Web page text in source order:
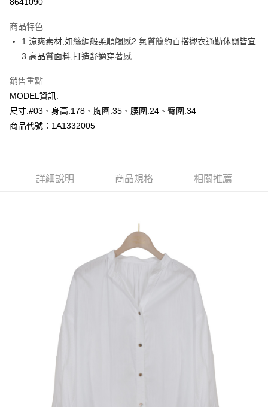
Apple Pay
悠遊付
Google Pay
AFTEE先享後付
相關說明
２．便利：只要手機號碼，簡訊認證，即可結帳。
結帳頁面，進行簡訊認證並確認金額後，即可完成結帳。
２．訂單成立數日內，您將收到繳費通知簡訊。
３．收到繳費通知簡訊後14天內，點擊此簡訊中的連結，可透過四大超商／
ATM／網路銀行／等多元方式進行付款，方視為交易完成。
※ 請注意：結帳手續完成當下不需立刻繳費，但若您需要取消訂單，請聯絡
購買商品的店家。未經商家同意取消之訂單仍視為有效，需透過AFTEE先享
後付繳納相關費用。
※ 交易是否成功請以「AFTEE先享後付 」之結帳頁面顯示為準，若有關於
是否繳費成功／繳費後需取消欲退款等相關疑問，請聯繫「AFTEE先享後付
客戶支援中心」
https://netprotections.freshdesk.com/support/home
１．透過由恩沛科技股份有限公司提供之「AFTEE先享後付」服務完成之交
易，需依本服務之必要範圍內提供個人資料，並將交易相關給付款項請求債
２．關於個人資料處理事宜，請瀏覽以下網址：
https://aftee.tw/terms/#terms3
每筆NT$60，滿NT$2,000(含以上)免運費
每筆NT$60，滿NT$2,000(含以上)免運費
每筆NT$60，滿NT$2,000(含以上)免運費
付款後7-11取貨---滿2000元免運
每筆NT$60，滿NT$2,000(含以上)免運費
宅配-滿2000元免運
每筆NT$120，滿NT$2,000(含以上)免運費
商品特色
1.涼爽素材,如絲綢般柔順觸感2.氣質簡約百搭襯衣通勤休閒皆宜
3.高品質面料,打造舒適穿著感
銷售重點
MODEL資訊:
尺寸:#03、身高:178、胸圍:35、腰圍:24、臀圍:34
商品代號：1A1332005
詳細說明 商品規格 相關推薦